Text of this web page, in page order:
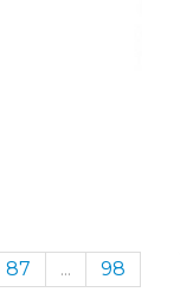
87 ...
98